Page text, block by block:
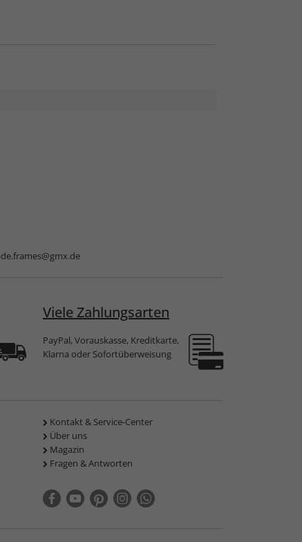
Viele Zahlungsarten
PayPal, Vorauskasse, Kreditkarte,
Klarna oder Sofortüberweisung
Kontakt & Service-Center
Über uns
Magazin
Fragen & Antworten